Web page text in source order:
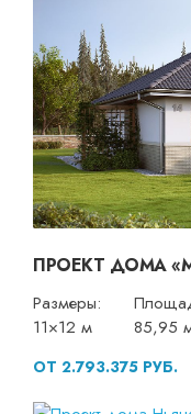
ПРОЕКТ ДОМА
Размеры:
11×12 м
85,95
ОТ 2.793.375 РУБ.